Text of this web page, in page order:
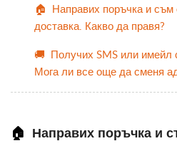
🏠 Направих поръчка и съм
доставка. Какво да правя?
🚚 Получих SMS или имейл
Мога ли все още да сменя
🏠 Направих поръчка и